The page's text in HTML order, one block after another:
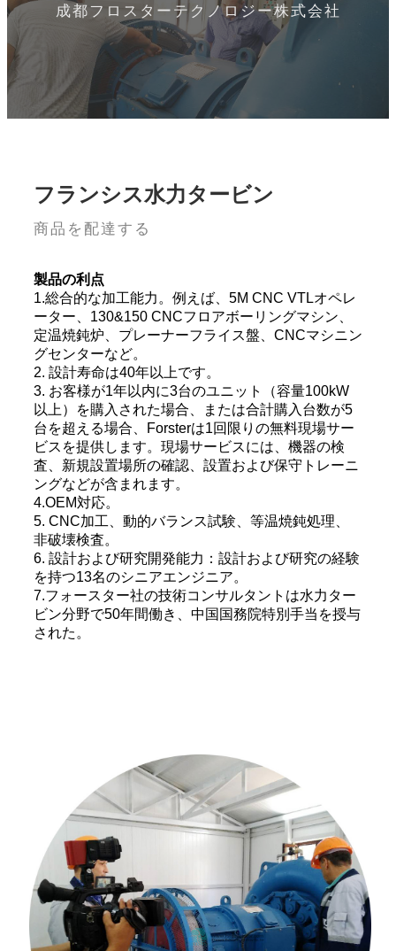
成都フロスターテクノロジー株式会社
フランシス水力タービン
商品を配達する
製品の利点
1.総合的な加工能力。例えば、5M CNC VTLオペレ
ーター、130&150 CNCフロアボーリングマシン、
定温焼鈍炉、プレーナーフライス盤、CNCマシニン
グセンターなど。
2. 設計寿命は40年以上です。
3. お客様が1年以内に3台のユニット（容量100kW
以上）を購入された場合、または合計購入台数が5
台を超える場合、Forsterは1回限りの無料現場サー
ビスを提供します。現場サービスには、機器の検
査、新規設置場所の確認、設置および保守トレーニ
ングなどが含まれます。
4.OEM対応。
5. CNC加工、動的バランス試験、等温焼鈍処理、
非破壊検査。
6. 設計および研究開発能力：設計および研究の経験
を持つ13名のシニアエンジニア。
7.フォースター社の技術コンサルタントは水力ター
ビン分野で50年間働き、中国国務院特別手当を授与
された。